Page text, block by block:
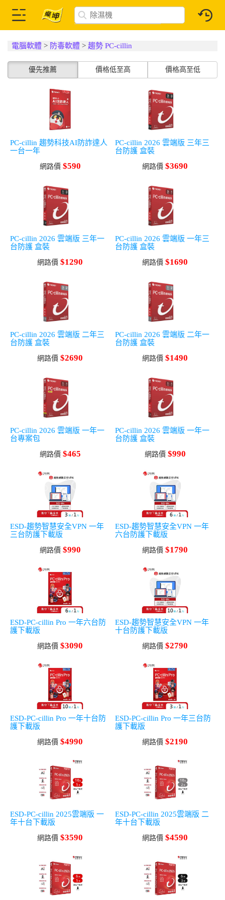
電腦軟體 > 防毒軟體 >趨勢 PC-cillin
優先推薦 價格低至高 價格高至低
PC-cillin 趨勢科技AI防詐達人
一台一年
網路價 $590
PC-cillin 2026 雲端版 三年三
台防護 盒裝
網路價 $3690
PC-cillin 2026 雲端版 三年一
台防護 盒裝
網路價 $1290
PC-cillin 2026 雲端版 一年三
台防護 盒裝
網路價 $1690
PC-cillin 2026 雲端版 二年三
台防護 盒裝
網路價 $2690
PC-cillin 2026 雲端版 二年一
台防護 盒裝
網路價 $1490
PC-cillin 2026 雲端版 一年一
台專案包
網路價 $465
PC-cillin 2026 雲端版 一年一
台防護 盒裝
網路價 $990
ESD-趨勢智慧安全VPN 一年
三台防護下載版
網路價 $990
ESD-趨勢智慧安全VPN 一年
六台防護下載版
網路價 $1790
ESD-PC-cillin Pro 一年六台防
護下載版
網路價 $3090
ESD-趨勢智慧安全VPN 一年
十台防護下載版
網路價 $2790
ESD-PC-cillin Pro 一年十台防
護下載版
網路價 $4990
ESD-PC-cillin Pro 一年三台防
護下載版
網路價 $2190
ESD-PC-cillin 2025雲端版 一
年十台下載版
網路價 $3590
ESD-PC-cillin 2025雲端版 二
年十台下載版
網路價 $4590